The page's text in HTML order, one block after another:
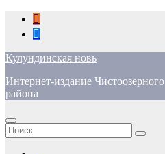
Перейти
содержимому
Кулундинская новь
Интернет-издание Чистоозерного
района